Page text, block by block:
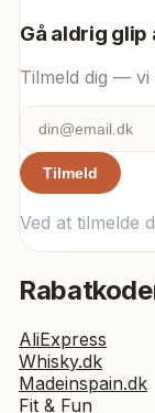
Gå aldrig
Tilmeld dig — vi
Tilmeld
Ved at tilmelde
AliExpress
Whisky.dk
Madeinspain.dk
Fit & Fun